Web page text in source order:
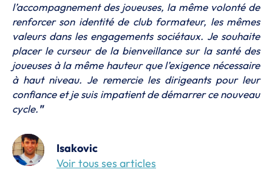
l’accompagnement des joueuses, la même volonté de
renforcer son identité de club formateur, les mêmes
valeurs dans les engagements sociétaux. Je souhaite
placer le curseur de la bienveillance sur la santé des
joueuses à la même hauteur que l’exigence nécessaire
à haut niveau. Je remercie les dirigeants pour leur
confiance et je suis impatient de démarrer ce nouveau
cycle."
Isakovic
Voir tous ses articles